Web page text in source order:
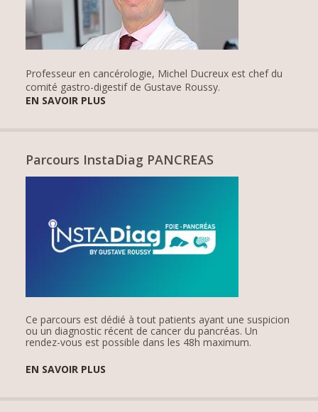
Professeur en cancérologie, Michel Ducreux est chef du
comité gastro-digestif de Gustave Roussy.
EN SAVOIR PLUS
Parcours InstaDiag PANCREAS
Ce parcours est dédié à tout patients ayant une suspicion
ou un diagnostic récent de cancer du pancréas. Un
rendez-vous est possible dans les 48h maximum.
EN SAVOIR PLUS